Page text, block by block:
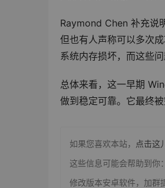
Raymond Chen 补充说
但也有人声称可以多次
系统内存损坏，而这些
总体来看，这一早期
做到稳定可靠。它最终
如果您喜欢本站， 点击这
这些信息可能会帮助到你：
修改版本安卓软件，加群